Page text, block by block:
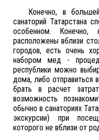
Конечно, в
санаторий Татарстана
особенном. Конечно,
расположены вблизи
городов, есть очень
набором мед -
республики можно
дома, либо отправиться
брать в расчет
возможность
обычно в санаториях
экскурсии) при
которого не вблизи от